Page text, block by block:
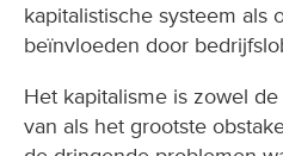
kapitalistische systeem als
beïnvloeden door
Het kapitalisme is zowel
van als het grootste